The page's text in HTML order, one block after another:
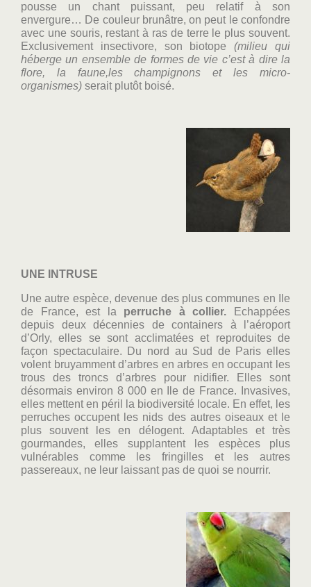
pousse un chant puissant, peu relatif à son
envergure… De couleur brunâtre, on peut le confondre
avec une souris, restant à ras de terre le plus souvent.
Exclusivement insectivore, son biotope(milieu qui
héberge un ensemble de formes de vie c’est à dire la
flore, la faune,les champignons et les micro-
organismes) serait plutôt boisé.
UNE INTRUSE
Une autre espèce, devenue des plus communes en Ile
de France, est la perruche à collier. Echappées
depuis deux décennies de containers à l’aéroport
d’Orly, elles se sont acclimatées et reproduites de
façon spectaculaire. Du nord au Sud de Paris elles
volent bruyamment d’arbres en arbres en occupant les
trous des troncs d’arbres pour nidifier. Elles sont
désormais environ 8 000 en Ile de France. Invasives,
elles mettent en péril la biodiversité locale. En effet, les
perruches occupent les nids des autres oiseaux et le
plus souvent les en délogent. Adaptables et très
gourmandes, elles supplantent les espèces plus
vulnérables comme les fringilles et les autres
passereaux, ne leur laissant pas de quoi se nourrir.